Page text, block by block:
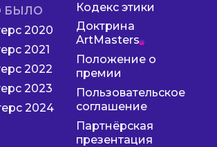
БЫЛО
2020
2021
2022
2023
2024
Кодекс этики
Доктрина
ArtMasters
Положение о
премии
Пользовательское
соглашение
Партнёрская
презентация